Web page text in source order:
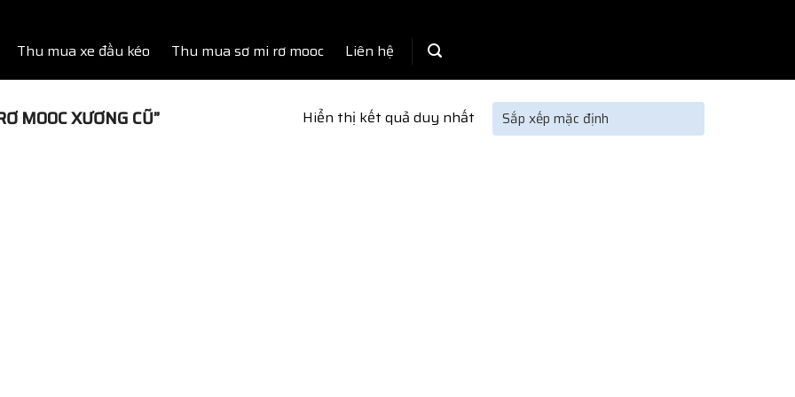
Thu mua xe đầu kéo Thu mua sơ mi rơ mooc Liên hệ
MOOC XƯƠNG CŨ” Hiển thị kết quả duy nhất